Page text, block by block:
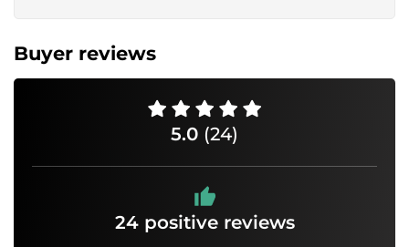
Buyer reviews
5.0 (24)
24 positive reviews